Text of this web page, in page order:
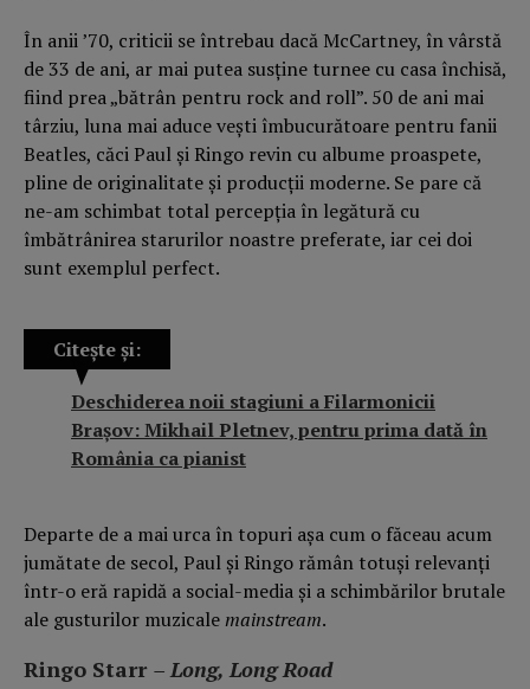
În anii ’70, criticii se întrebau dacă McCartney, în vârstă
de 33 de ani, ar mai putea susține turnee cu casa închisă,
fiind prea „bătrân pentru rock and roll”. 50 de ani mai
târziu, luna mai aduce vești îmbucurătoare pentru fanii
Beatles, căci Paul și Ringo revin cu albume proaspete,
pline de originalitate și producții moderne. Se pare că
ne-am schimbat total percepția în legătură cu
îmbătrânirea starurilor noastre preferate, iar cei doi
sunt exemplul perfect.
Citește și:
Deschiderea noii stagiuni a Filarmonicii
Brașov: Mikhail Pletnev, pentru prima dată în
România ca pianist
Departe de a mai urca în topuri așa cum o făceau acum
jumătate de secol, Paul și Ringo rămân totuși relevanți
într-o eră rapidă a social-media și a schimbărilor brutale
ale gusturilor muzicalemainstream.
Ringo Starr – Long, Long Road